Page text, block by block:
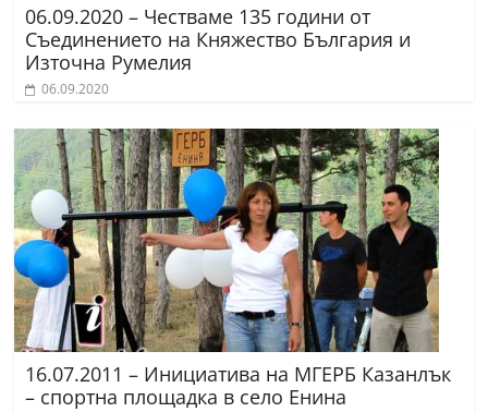
06.09.2020 – Честваме 135 години от
Съединението на Княжество България и
Източна Румелия
06.09.2020
16.07.2011 – Инициатива на МГЕРБ Казанлък
– спортна площадка в село Енина